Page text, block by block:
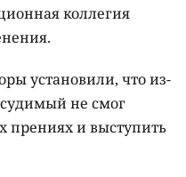
коллегия
установили, что из-
не смог
прениях и выступить